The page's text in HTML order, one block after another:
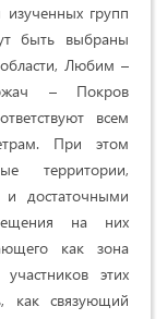
групп
быть выбраны
Любим –
– Покров
всем
При этом
территории,
достаточными
на них
как зона
этих
как связующий